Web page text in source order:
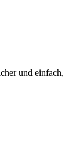
und einfach,